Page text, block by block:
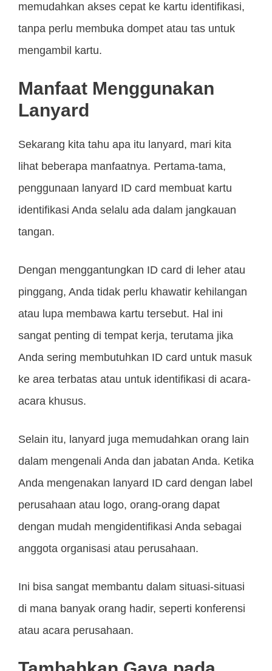
memudahkan akses cepat ke kartu identifikasi,
tanpa perlu membuka dompet atau tas untuk
mengambil kartu.
Manfaat Menggunakan
Lanyard
Sekarang kita tahu apa itu lanyard, mari kita
lihat beberapa manfaatnya. Pertama-tama,
penggunaan lanyard ID card membuat kartu
identifikasi Anda selalu ada dalam jangkauan
tangan.
Dengan menggantungkan ID card di leher atau
pinggang, Anda tidak perlu khawatir kehilangan
atau lupa membawa kartu tersebut. Hal ini
sangat penting di tempat kerja, terutama jika
Anda sering membutuhkan ID card untuk masuk
ke area terbatas atau untuk identifikasi di acara-
acara khusus.
Selain itu, lanyard juga memudahkan orang lain
dalam mengenali Anda dan jabatan Anda. Ketika
Anda mengenakan lanyard ID card dengan label
perusahaan atau logo, orang-orang dapat
dengan mudah mengidentifikasi Anda sebagai
anggota organisasi atau perusahaan.
Ini bisa sangat membantu dalam situasi-situasi
di mana banyak orang hadir, seperti konferensi
atau acara perusahaan.